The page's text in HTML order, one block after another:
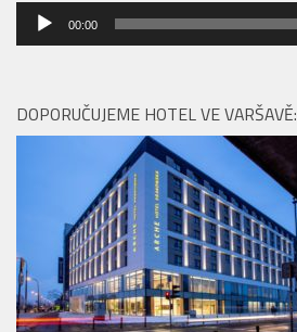
Audio
přehrávač
00:00
DOPORUČUJEME HOTEL VE VARŠAVĚ: